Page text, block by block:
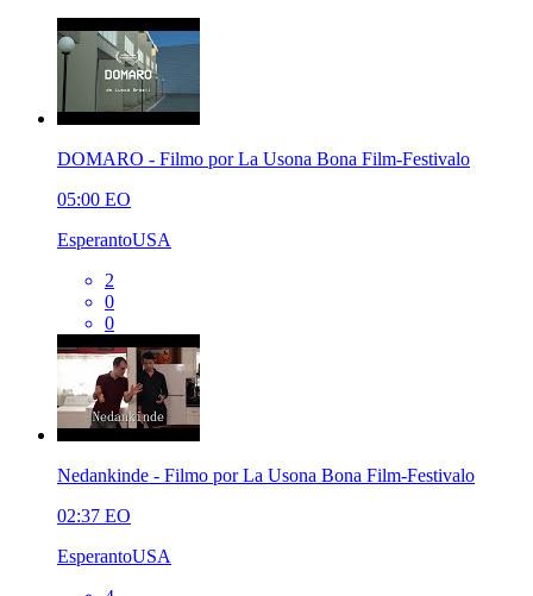
DOMARO - Filmo por La Usona Bona Film-Festivalo
05:00 EO
EsperantoUSA
2
0
0
Nedankinde - Filmo por La Usona Bona Film-Festivalo
02:37 EO
EsperantoUSA